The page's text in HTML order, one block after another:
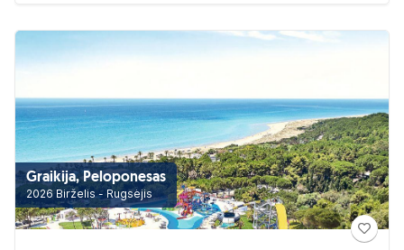
Graikija, Peloponesas
2026 Birželis - Rugsėjis